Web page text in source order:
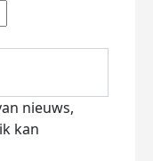
nieuws,
kan